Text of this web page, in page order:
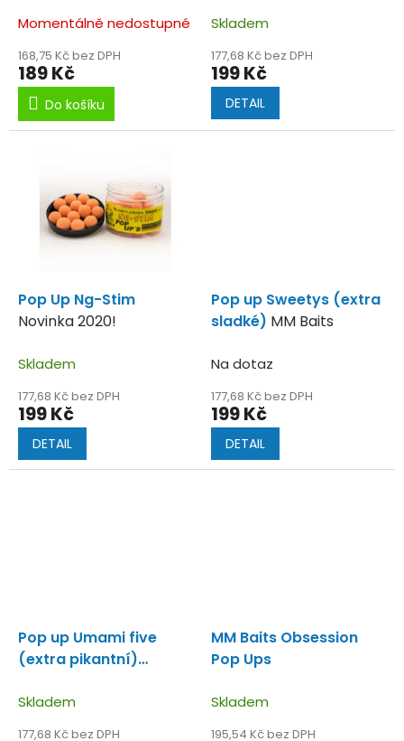
Momentálně nedostupné
168,75 Kč bez DPH
189 Kč
Do košíku
Skladem
177,68 Kč bez DPH
199 Kč
DETAIL
Pop Up Ng-Stim
Novinka 2020!
Skladem
177,68 Kč bez DPH
199 Kč
DETAIL
Pop up Sweetys (extra
sladké) MM Baits
Na dotaz
177,68 Kč bez DPH
199 Kč
DETAIL
Pop up Umami five
(extra pikantní)
receptor.
Skladem
177,68 Kč bez DPH
MM Baits Obsession
Pop Ups
Skladem
195,54 Kč bez DPH